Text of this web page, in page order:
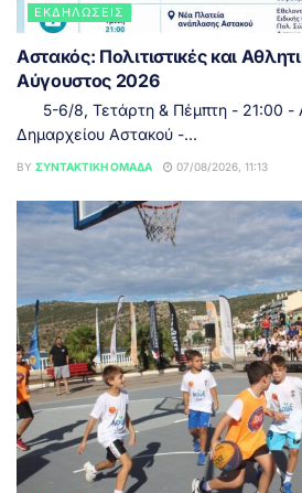
ΕΚΔΗΛΏΣΕΙΣ
Αστακός: Πολιτιστικές και
Αύγουστος 2026
5-6/8, Τετάρτη & Πέμπτη - 21:00 -
Δημαρχείου Αστακού -...
BY ΣΥΝΤΑΚΤΙΚΉ ΟΜΆΔΑ 07/08/2026, 11:13